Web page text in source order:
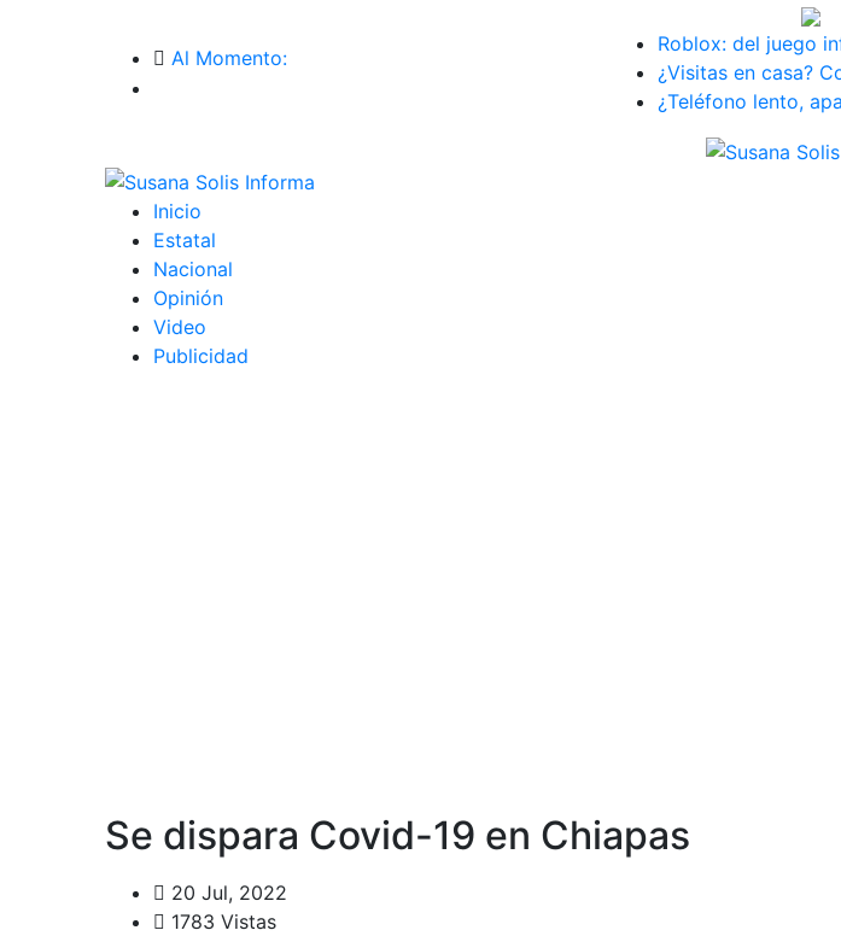
Al Momento:
Roblox: del juego
¿Visitas en casa?
¿Teléfono lento,
Inicio
Estatal
Nacional
Opinión
Video
Publicidad
Se dispara Covid-19 en Chiapas
20 Jul, 2022
1783 Vistas